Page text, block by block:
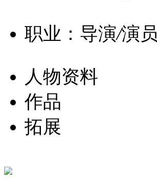
职业：导演/演员
人物资料
作品
拓展